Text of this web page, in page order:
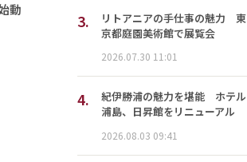
動
3.
リトアニアの手仕事の魅力 東
京都庭園美術館で展覧会
2026.07.30 11:01
4.
紀伊勝浦の魅力を堪能 ホテル
浦島、日昇館をリニューアル
2026.08.03 09:41